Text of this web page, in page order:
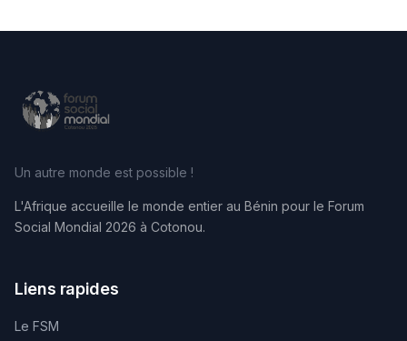
Un autre monde est possible !
L'Afrique accueille le monde entier au Bénin pour le Forum
Social Mondial 2026 à Cotonou.
Liens rapides
Le FSM